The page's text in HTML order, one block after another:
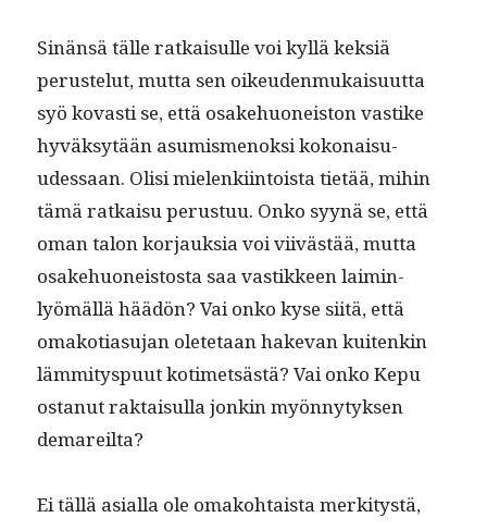
Sinän­sä tälle ratkaisulle voi kyl­lä kek­siä
peruste­lut, mut­ta sen oikeu­den­mukaisu­ut­ta
syö kovasti se, että osake­huoneis­ton vastike
hyväksytään asum­is­menok­si kokon­aisu­
udessaan. Olisi mie­lenki­in­toista tietää, mihin
tämä ratkaisu perus­tuu. Onko syynä se, että
oman talon kor­jauk­sia voi viivästää, mut­ta
osake­huoneis­tos­ta saa vastik­keen laimin­
lyömäl­lä häädön? Vai onko kyse siitä, että
omako­ti­a­su­jan olete­taan hake­van kuitenkin
läm­mi­tyspu­ut kotimet­sästä? Vai onko Kepu
ostanut rak­taisul­la jonkin myön­ny­tyk­sen
demareilta?
Ei täl­lä asial­la ole omako­htaista merk­i­tys­tä,